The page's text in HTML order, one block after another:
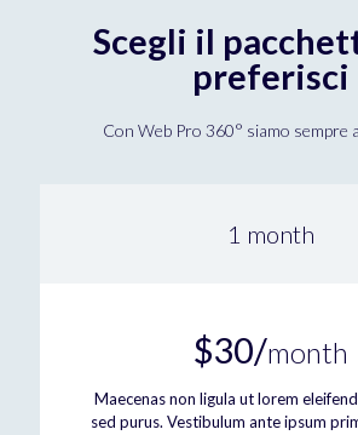
Scegli il
preferisci
Con Web Pro 360° siamo sempre
1 month
$30/month
Maecenas non ligula ut lorem
sed purus. Vestibulum ante ipsum